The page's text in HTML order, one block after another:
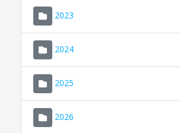
2023
2024
2025
2026